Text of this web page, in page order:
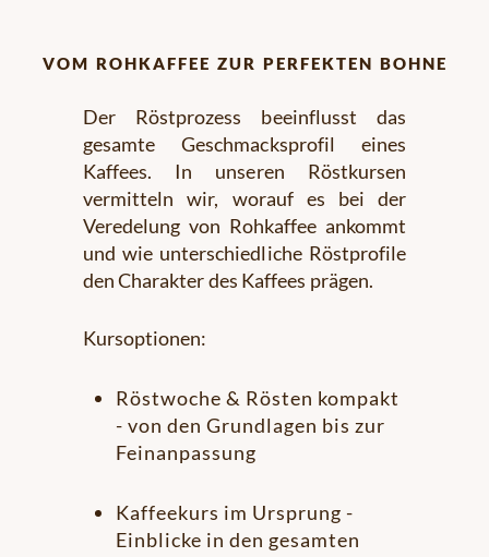
vom rohkaffee zur perfekten bohne
Der Röstprozess beeinflusst das
gesamte Geschmacksprofil eines
Kaffees. In unseren Röstkursen
vermitteln wir, worauf es bei der
Veredelung von Rohkaffee ankommt
und wie unterschiedliche Röstprofile
den Charakter des Kaffees prägen.
Kursoptionen:
Röstwoche & Rösten kompakt
- von den Grundlagen bis zur
Feinanpassung
Kaffeekurs im Ursprung -
Einblicke in den gesamten